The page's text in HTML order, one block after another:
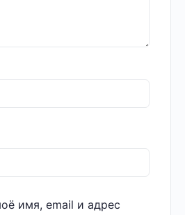
имя, email и адрес